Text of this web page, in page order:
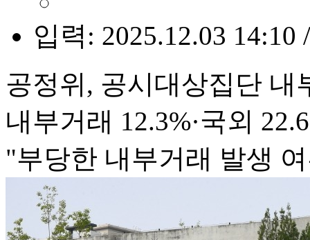
입력: 2025.12.03 14:10
공정위, 공시대상집단
내부거래 12.3%·국외
"부당한 내부거래 발생